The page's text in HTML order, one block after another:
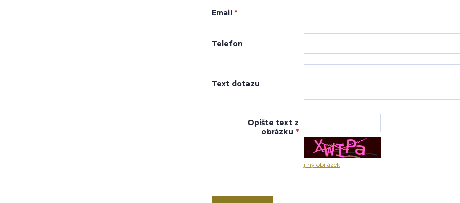
Email *
Telefon
Text dotazu
Opište text z
obrázku *
jiný obrázek